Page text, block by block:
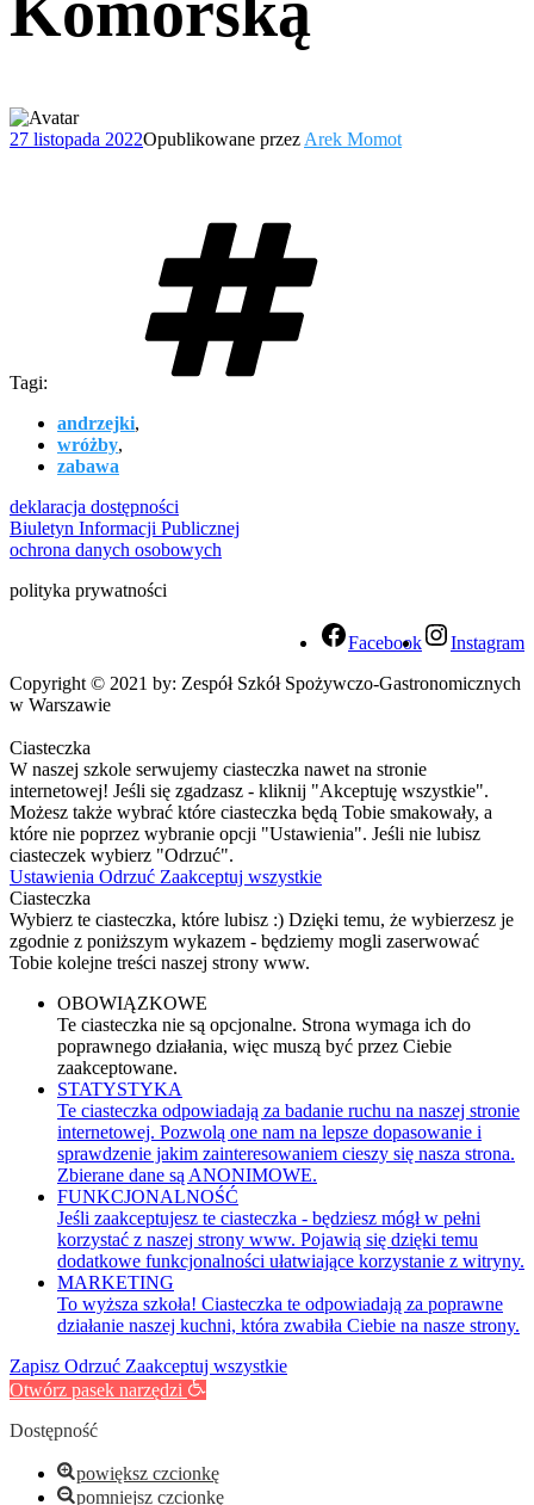
27 listopada 2022Opublikowane przez Arek Momot
Tagi:
andrzejki,
wróżby,
zabawa
deklaracja dostępności
Biuletyn Informacji Publicznej
ochrona danych osobowych
polityka prywatności
Facebook
Instagram
Copyright © 2021 by: Zespół Szkół Spożywczo-Gastronomicznych
w Warszawie
Ciasteczka
W naszej szkole serwujemy ciasteczka nawet na stronie
internetowej! Jeśli się zgadzasz - kliknij "Akceptuję wszystkie".
Możesz także wybrać które ciasteczka będą Tobie smakowały, a
które nie poprzez wybranie opcji "Ustawienia". Jeśli nie lubisz
ciasteczek wybierz "Odrzuć".
Ustawienia Odrzuć Zaakceptuj wszystkie
Ciasteczka
Wybierz te ciasteczka, które lubisz :) Dzięki temu, że wybierzesz je
zgodnie z poniższym wykazem - będziemy mogli zaserwować
Tobie kolejne treści naszej strony www.
OBOWIĄZKOWE
Te ciasteczka nie są opcjonalne. Strona wymaga ich do
poprawnego działania, więc muszą być przez Ciebie
zaakceptowane.
STATYSTYKA
Te ciasteczka odpowiadają za badanie ruchu na naszej stronie
internetowej. Pozwolą one nam na lepsze dopasowanie i
sprawdzenie jakim zainteresowaniem cieszy się nasza strona.
Zbierane dane są ANONIMOWE.
FUNKCJONALNOŚĆ
Jeśli zaakceptujesz te ciasteczka - będziesz mógł w pełni
korzystać z naszej strony www. Pojawią się dzięki temu
dodatkowe funkcjonalności ułatwiające korzystanie z witryny.
MARKETING
To wyższa szkoła! Ciasteczka te odpowiadają za poprawne
działanie naszej kuchni, która zwabiła Ciebie na nasze strony.
Zapisz Odrzuć Zaakceptuj wszystkie
Otwórz pasek narzędzi
Dostępność
powiększ czcionkę
pomniejsz czcionkę